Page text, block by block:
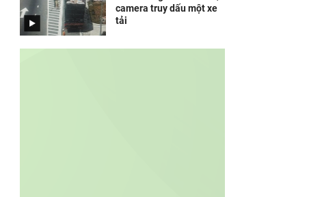
camera truy dấu một xe
tải